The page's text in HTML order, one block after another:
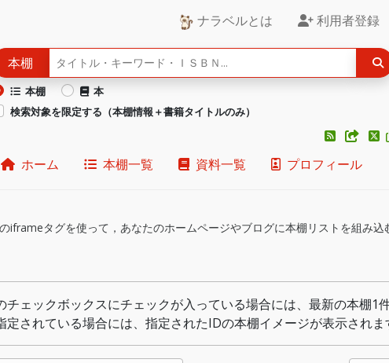
ナラベルとは 利用者登録
本棚
本棚
本
検索対象を限定する（本棚情報＋書籍タイトルのみ）
ホーム 本棚一覧 資料一覧 プロフィール
iframeタグを使って，あなたのホームページやブログに本棚リストを組み込
チェックボックスにチェックが入っている場合には、最新の本棚1
定されている場合には、指定されたIDの本棚イメージが表示されま